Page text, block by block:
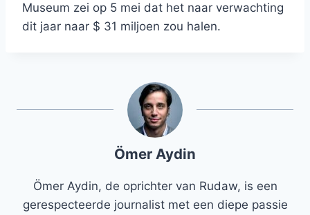
Museum zei op 5 mei dat het naar verwachting
dit jaar naar $ 31 miljoen zou halen.
Ömer Aydin
Ömer Aydin, de oprichter van Rudaw, is een
gerespecteerde journalist met een diepe passie